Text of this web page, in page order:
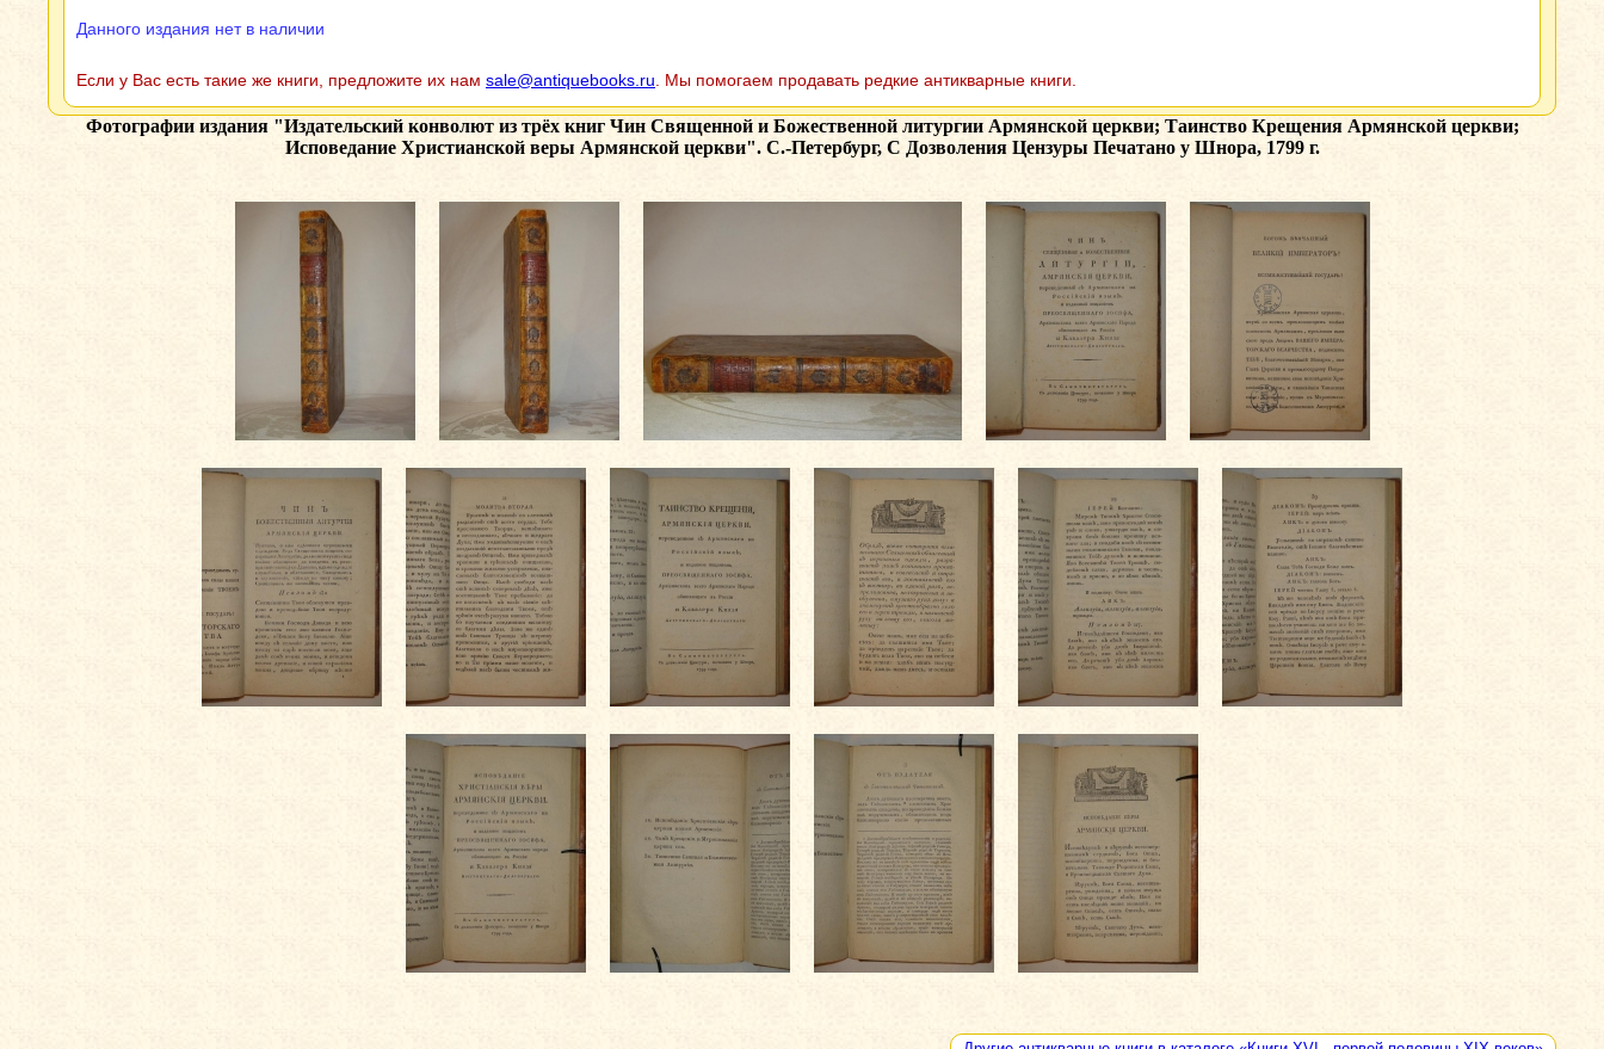
Данного издания нет в наличии
Если у Вас есть такие же книги, предложите их нам sale@antiquebooks.ru . Мы помогаем продавать редкие антикварные книги.
Фотографии издания "Издательский конволют из трёх книг Чин Священной и Божественной литургии Армянской церкви; Таинство Крещения Армянской церкви;
Исповедание Христианской веры Армянской церкви". С.-Петербург, С Дозволения Цензуры Печатано у Шнора, 1799 г.